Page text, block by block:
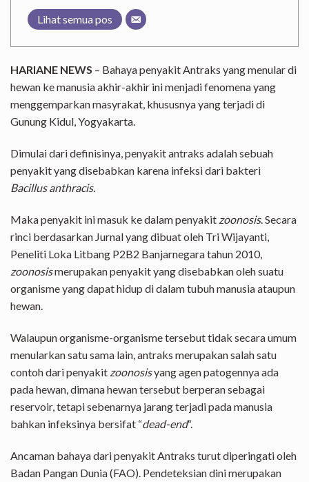
Lihat semua pos
HARIANE NEWS – Bahaya penyakit Antraks yang menular di
hewan ke manusia akhir-akhir ini menjadi fenomena yang
menggemparkan masyrakat, khususnya yang terjadi di
Gunung Kidul, Yogyakarta.
Dimulai dari definisinya, penyakit antraks adalah sebuah
penyakit yang disebabkan karena infeksi dari bakteri
Bacillus anthracis.
Maka penyakit ini masuk ke dalam penyakit zoonosis. Secara
rinci berdasarkan Jurnal yang dibuat oleh Tri Wijayanti,
Peneliti Loka Litbang P2B2 Banjarnegara tahun 2010,
zoonosismerupakan penyakit yang disebabkan oleh suatu
organisme yang dapat hidup di dalam tubuh manusia ataupun
hewan.
Walaupun organisme-organisme tersebut tidak secara umum
menularkan satu sama lain, antraks merupakan salah satu
contoh dari penyakit zoonosisyang agen patogennya ada
pada hewan, dimana hewan tersebut berperan sebagai
reservoir, tetapi sebenarnya jarang terjadi pada manusia
bahkan infeksinya bersifat “dead-end“.
Ancaman bahaya dari penyakit Antraks turut diperingati oleh
Badan Pangan Dunia (FAO). Pendeteksian dini merupakan